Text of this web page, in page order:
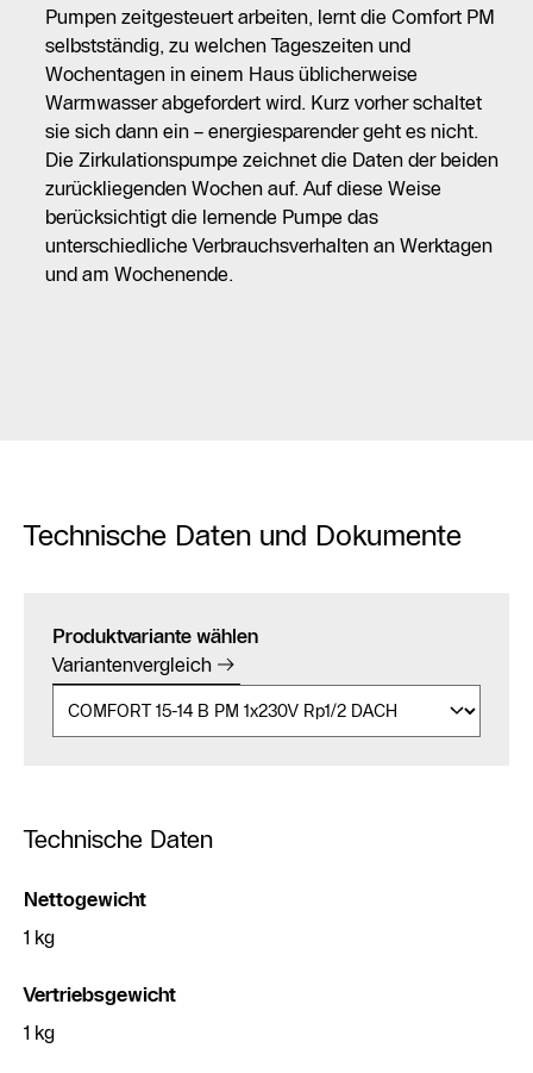
Pumpen zeitgesteuert arbeiten, lernt die Comfort PM
selbstständig, zu welchen Tageszeiten und
Wochentagen in einem Haus üblicherweise
Warmwasser abgefordert wird. Kurz vorher schaltet
sie sich dann ein – energiesparender geht es nicht.
Die Zirkulationspumpe zeichnet die Daten der beiden
zurückliegenden Wochen auf. Auf diese Weise
berücksichtigt die lernende Pumpe das
unterschiedliche Verbrauchsverhalten an Werktagen
und am Wochenende.
Technische Daten und Dokumente
Produktvariante wählen
Variantenvergleich
Technische Daten
Nettogewicht
1 kg
Vertriebsgewicht
1 kg